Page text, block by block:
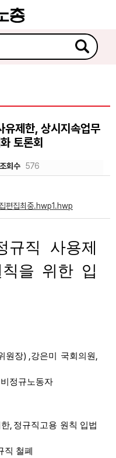
제한, 상시지속업무
토론회
조회수 576
편집최중.hwp1.hwp
규직 사용제
을 위한 입
원장) ,강은미 국회의원 ,
정규노동자
, 정규직고용 원칙 입법
직 철폐
북5
북5